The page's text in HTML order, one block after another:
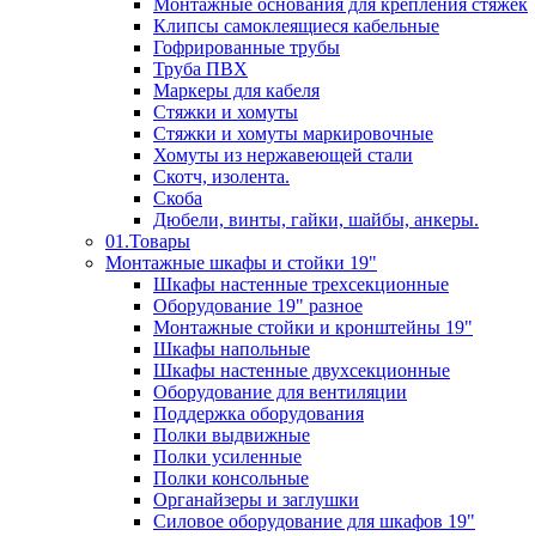
Монтажные основания для крепления стяжек
Клипсы самоклеящиеся кабельные
Гофрированные трубы
Труба ПВХ
Маркеры для кабеля
Стяжки и хомуты
Стяжки и хомуты маркировочные
Хомуты из нержавеющей стали
Скотч, изолента.
Скоба
Дюбели, винты, гайки, шайбы, анкеры.
01.Товары
Монтажные шкафы и стойки 19"
Шкафы настенные трехсекционные
Оборудование 19" разное
Монтажные стойки и кронштейны 19"
Шкафы напольные
Шкафы настенные двухсекционные
Оборудование для вентиляции
Поддержка оборудования
Полки выдвижные
Полки усиленные
Полки консольные
Органайзеры и заглушки
Силовое оборудование для шкафов 19"